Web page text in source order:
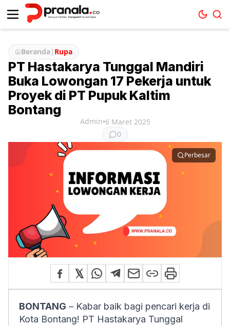
Beranda| Rupa
PT Hastakarya Tunggal Mandiri
Buka Lowongan 17 Pekerja untuk
Proyek di PT Pupuk Kaltim
Bontang
Admin•6 Maret 2025
0
Perbesar
BONTANG – Kabar baik bagi pencari kerja di
Kota Bontang! PT Hastakarya Tunggal